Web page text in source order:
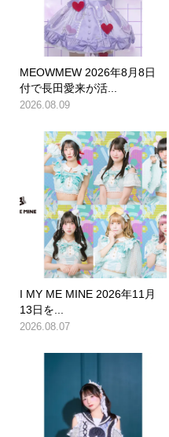
MEOWMEW 2026年8月8日
付で長田愛来が活...
2026.08.09
I MY ME MINE 2026年11月
13日を...
2026.08.07